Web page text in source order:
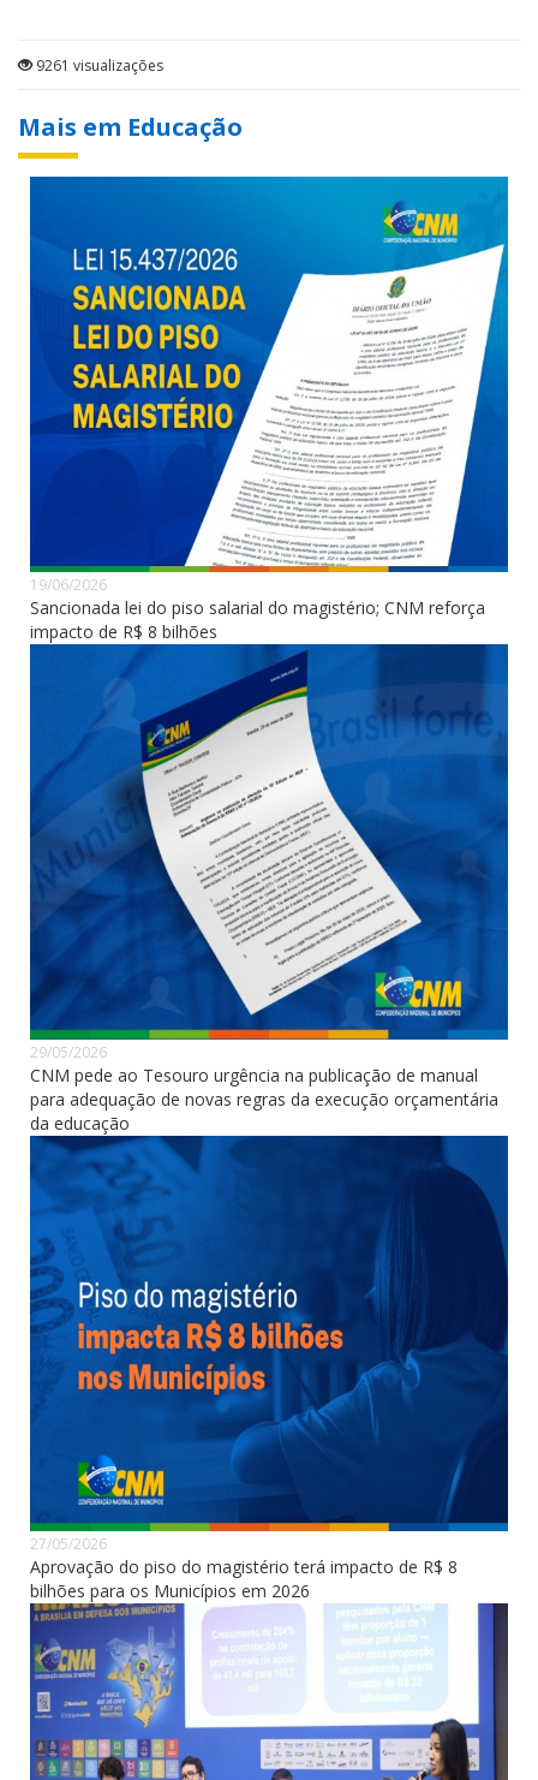
9261 visualizações
Mais em Educação
19/06/2026
Sancionada lei do piso salarial do magistério; CNM reforça
impacto de R$ 8 bilhões
29/05/2026
CNM pede ao Tesouro urgência na publicação de manual
para adequação de novas regras da execução orçamentária
da educação
27/05/2026
Aprovação do piso do magistério terá impacto de R$ 8
bilhões para os Municípios em 2026